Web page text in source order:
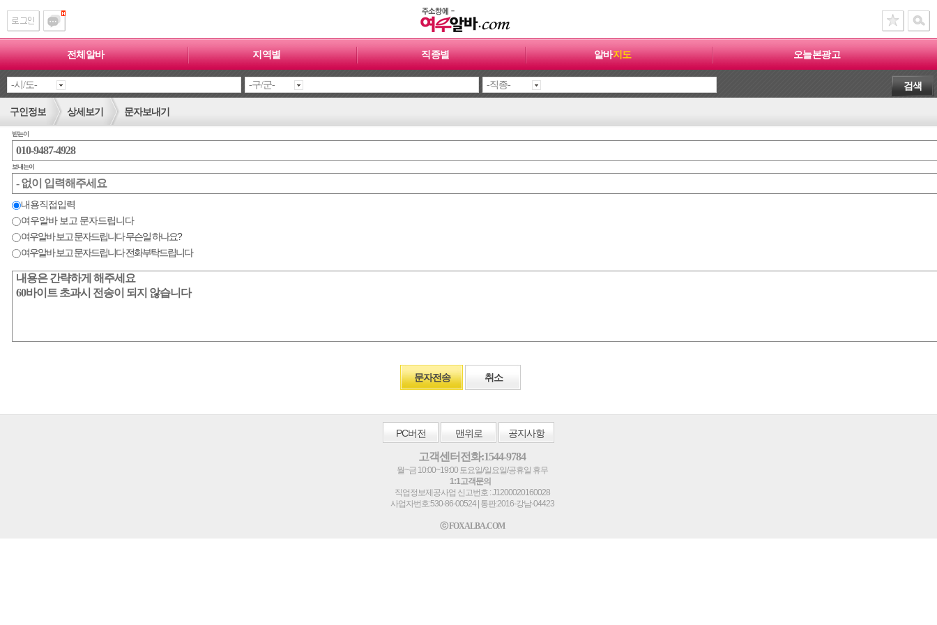
전체알바 지역별 직종별 알바지도 오늘본광고
검색
구인정보 상세보기 문자보내기
받는이
보내는이
내용직접입력
여우알바 보고 문자드립니다
여우알바 보고 문자드립니다 무슨일 하나요?
여우알바 보고 문자드립니다 전화부탁드립니다
문자전송 취소
PC버전 맨위로 공지사항
고객센터전화:1544-9784
월~금 10:00~19:00 토요일/일요일/공휴일 휴무
1:1고객문의
직업정보제공사업 신고번호 : J1200020160028
사업자번호:530-86-00524 | 통판:2016-강남-04423
ⓒ FOXALBA.COM